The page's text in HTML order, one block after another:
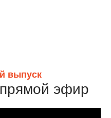
выпуск
эфир